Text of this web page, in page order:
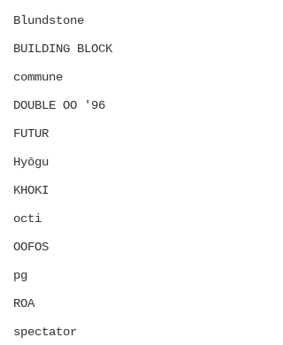
Blundstone
BUILDING BLOCK
commune
DOUBLE OO '96
FUTUR
Hyōgu
KHOKI
octi
OOFOS
pg
ROA
spectator